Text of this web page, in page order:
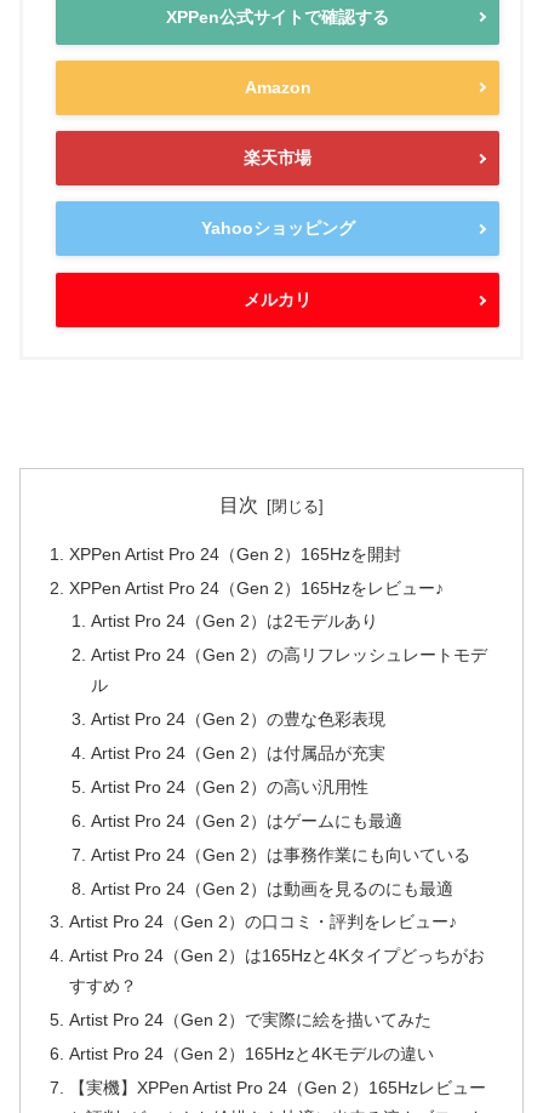
XPPen公式サイトで確認する
Amazon
楽天市場
Yahooショッピング
メルカリ
目次
XPPen Artist Pro 24（Gen 2）165Hzを開封
XPPen Artist Pro 24（Gen 2）165Hzをレビュー♪
Artist Pro 24（Gen 2）は2モデルあり
Artist Pro 24（Gen 2）の高リフレッシュレートモデ
ル
Artist Pro 24（Gen 2）の豊な色彩表現
Artist Pro 24（Gen 2）は付属品が充実
Artist Pro 24（Gen 2）の高い汎用性
Artist Pro 24（Gen 2）はゲームにも最適
Artist Pro 24（Gen 2）は事務作業にも向いている
Artist Pro 24（Gen 2）は動画を見るのにも最適
Artist Pro 24（Gen 2）の口コミ・評判をレビュー♪
Artist Pro 24（Gen 2）は165Hzと4Kタイプどっちがお
すすめ？
Artist Pro 24（Gen 2）で実際に絵を描いてみた
Artist Pro 24（Gen 2）165Hzと4Kモデルの違い
【実機】XPPen Artist Pro 24（Gen 2）165Hzレビュー